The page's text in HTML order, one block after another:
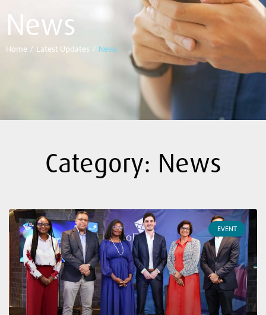
News
Home / Latest Updates / News
Category: News
EVENT